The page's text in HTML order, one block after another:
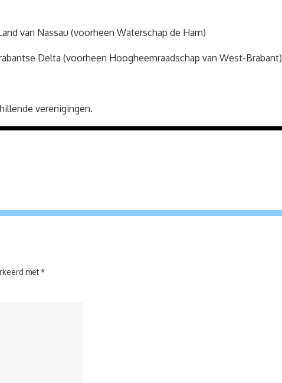
van Nassau (voorheen Waterschap de Ham)
Delta (voorheen Hoogheemraadschap van West-Brabant)
verenigingen.
met*